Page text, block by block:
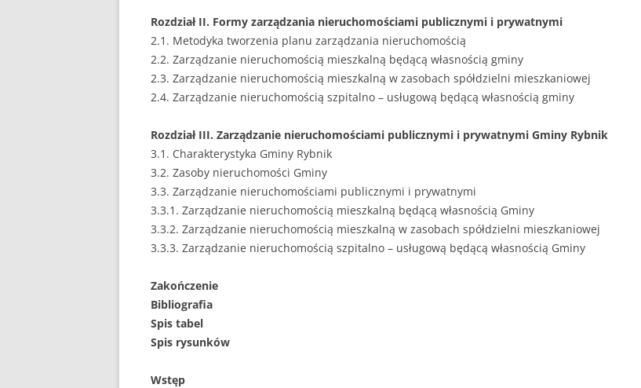
Rozdział II. Formy zarządzania nieruchomościami publicznymi i prywatnymi
2.1. Metodyka tworzenia planu zarządzania nieruchomością
2.2. Zarządzanie nieruchomością mieszkalną będącą własnością gminy
2.3. Zarządzanie nieruchomością mieszkalną w zasobach spółdzielni mieszkaniowej
2.4. Zarządzanie nieruchomością szpitalno – usługową będącą własnością gminy
Rozdział III. Zarządzanie nieruchomościami publicznymi i prywatnymi Gminy Rybnik
3.1. Charakterystyka Gminy Rybnik
3.2. Zasoby nieruchomości Gminy
3.3. Zarządzanie nieruchomościami publicznymi i prywatnymi
3.3.1. Zarządzanie nieruchomością mieszkalną będącą własnością Gminy
3.3.2. Zarządzanie nieruchomością mieszkalną w zasobach spółdzielni mieszkaniowej
3.3.3. Zarządzanie nieruchomością szpitalno – usługową będącą własnością Gminy
Zakończenie
Bibliografia
Spis tabel
Spis rysunków
Wstęp